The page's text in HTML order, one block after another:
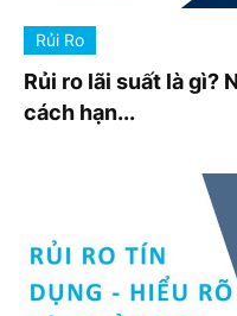
Rủi Ro
Rủi ro lãi suất là gì?
cách hạn...